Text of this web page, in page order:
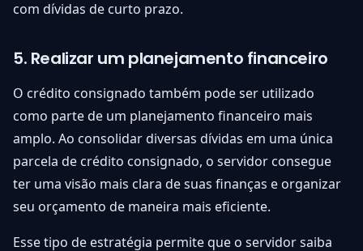
com dívidas de curto prazo.
5. Realizar um planejamento financeiro
O crédito consignado também pode ser utilizado
como parte de um planejamento financeiro mais
amplo. Ao consolidar diversas dívidas em uma única
parcela de crédito consignado, o servidor consegue
ter uma visão mais clara de suas finanças e organizar
seu orçamento de maneira mais eficiente.
Esse tipo de estratégia permite que o servidor saiba